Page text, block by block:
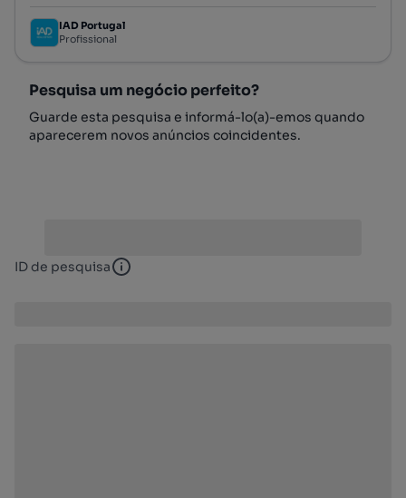
IAD Portugal
Profissional
Pesquisa um negócio perfeito?
Guarde esta pesquisa e informá-lo(a)-emos quando
aparecerem novos anúncios coincidentes.
ID de pesquisa ID de pesquisa